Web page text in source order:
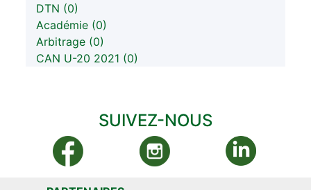
DTN (0)
Académie (0)
Arbitrage (0)
CAN U-20 2021 (0)
SUIVEZ-NOUS